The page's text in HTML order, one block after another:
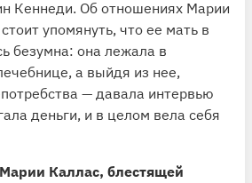
Кеннеди. Об отношениях Марии
упомянуть, что ее мать в
безумна: она лежала в
а выйдя из нее,
— давала интервью
деньги, и в целом вела себя
Каллас, блестящей